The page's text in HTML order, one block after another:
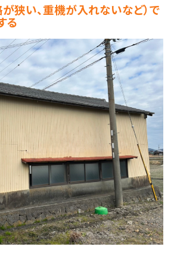
狭い、重機が入れないなど）で
る